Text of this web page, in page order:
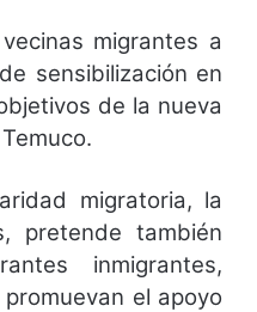
migrantes a
sensibilización en
de la nueva
migratoria, la
pretende también
inmigrantes,
el apoyo